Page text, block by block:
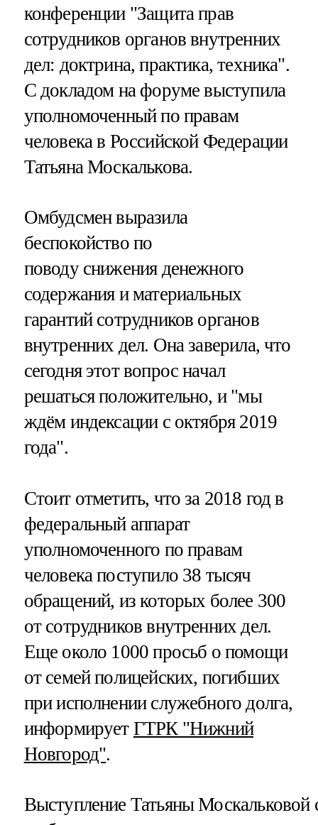
конференции "Защита прав
сотрудников органов внутренних
дел: доктрина, практика, техника".
С докладом на форуме выступила
уполномоченный по правам
человека в Российской Федерации
Татьяна Москалькова.
Омбудсмен выразила
беспокойство по
поводу снижения денежного
содержания и материальных
гарантий сотрудников органов
внутренних дел. Она заверила, что
сегодня этот вопрос начал
решаться положительно, и "мы
ждём индексации с октября 2019
года".
Стоит отметить, что за 2018 год в
федеральный аппарат
уполномоченного по правам
человека поступило 38 тысяч
обращений, из которых более 300
от сотрудников внутренних дел.
Еще около 1000 просьб о помощи
от семей полицейских, погибших
при исполнении служебного долга,
информирует ГТРК "Нижний
Новгород".
Выступление Татьяны Москальковой